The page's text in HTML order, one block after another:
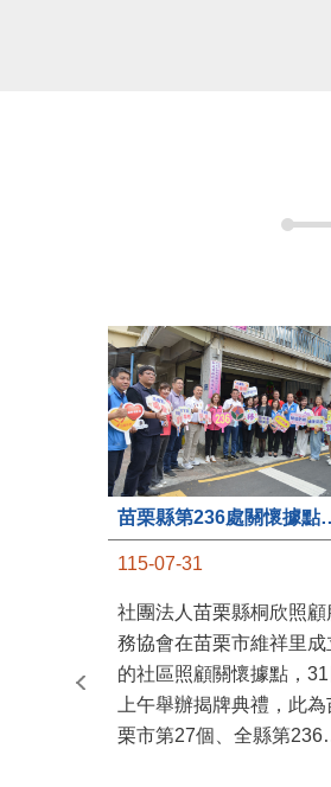
苗栗縣第236處關
115-07-31
社團法人苗栗縣桐欣照顧
務協會在苗栗市維祥里成
的社區照顧關懷據點，31
上午舉辦揭牌典禮，此為
栗市第27個、全縣第236